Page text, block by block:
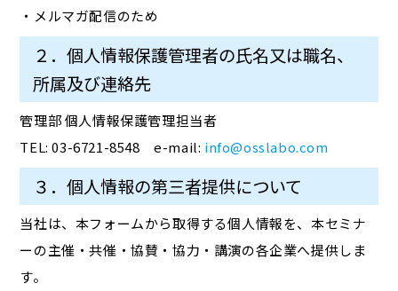
・メルマガ配信のため
２．個人情報保護管理者の氏名又は職名、
所属及び連絡先
管理部 個人情報保護管理担当者
TEL: 03-6721-8548 e-mail: info@osslabo.com
３．個人情報の第三者提供について
当社は、本フォームから取得する個人情報を、本セミナ
ーの主催・共催・協賛・協力・講演の各企業へ提供しま
す。